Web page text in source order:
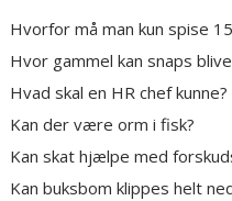
Hvorfor må man kun spise
Hvor gammel kan snaps
Hvad skal en HR chef kunne?
Kan der være orm i fisk?
Kan skat hjælpe med
Kan buksbom klippes helt